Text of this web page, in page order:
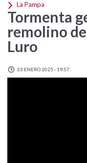
La Pampa
Tormenta
remolino
Luro
23 ENERO 2025 - 19:57